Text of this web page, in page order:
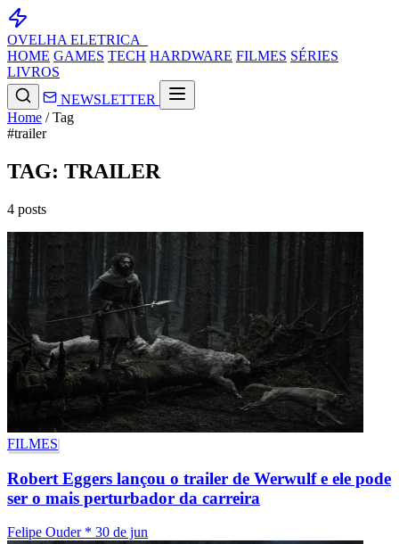
OVELHA ELETRICA_
HOME GAMES TECH HARDWARE FILMES SÉRIES
LIVROS
NEWSLETTER
Home / Tag
#trailer
TAG: TRAILER
4 posts
FILMES
Robert Eggers lançou o trailer de Werwulf e ele pode
ser o mais perturbador da carreira
Felipe Ouder * 30 de jun